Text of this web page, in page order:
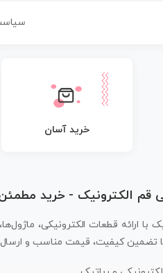
خرید آسان
قم الکترونیک - خرید
با ارائه قطعات الکترونیکی،
تضمین کیفیت، قیمت مناسب و